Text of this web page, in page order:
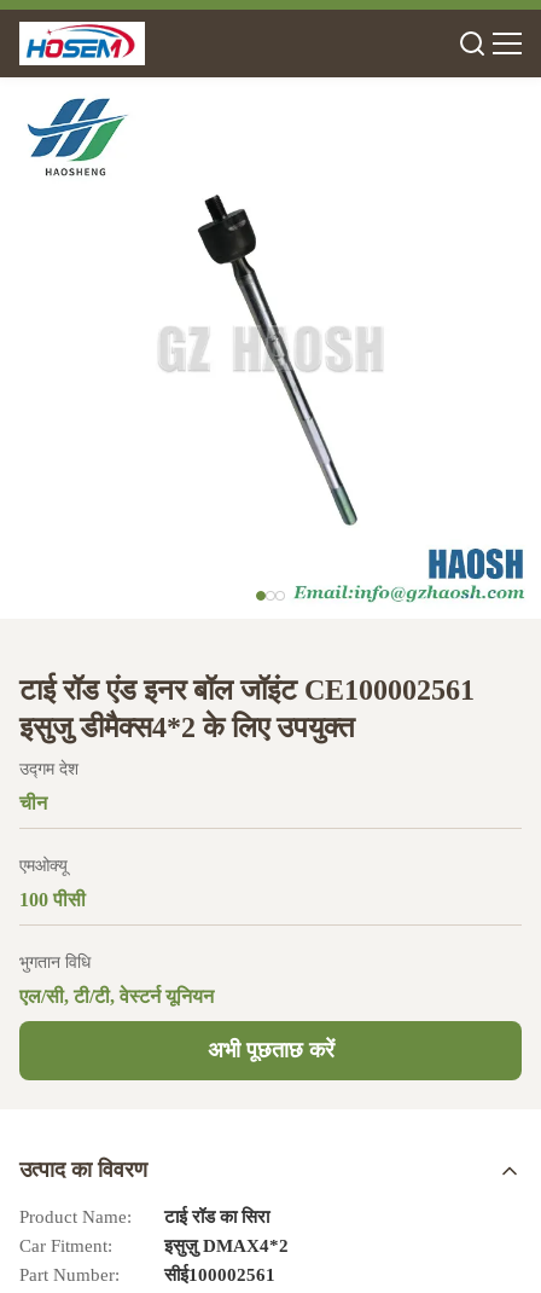
टाई रॉड एंड इनर बॉल जॉइंट CE100002561
इसुजु डीमैक्स4*2 के लिए उपयुक्त
उद्गम देश
चीन
एमओक्यू
100 पीसी
भुगतान विधि
एल/सी, टी/टी, वेस्टर्न यूनियन
अभी पूछताछ करें
उत्पाद का विवरण
Product Name:
टाई रॉड का सिरा
Car Fitment:
इसुज़ु DMAX4*2
Part Number:
सीई100002561